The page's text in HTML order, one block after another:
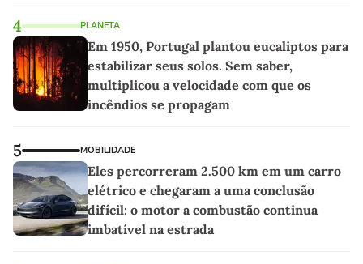
4 PLANETA
Em 1950, Portugal plantou eucaliptos para
estabilizar seus solos. Sem saber,
multiplicou a velocidade com que os
incêndios se propagam
5 MOBILIDADE
Eles percorreram 2.500 km em um carro
elétrico e chegaram a uma conclusão
difícil: o motor a combustão continua
imbatível na estrada